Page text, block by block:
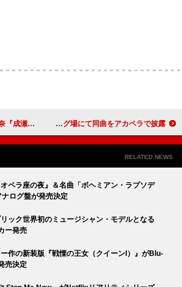
首位獲得＜12/12訂正＞ ジャスティン・ビーバー、「Baby」MVのボウリング場にて同曲をアカペラで披露
RELATED NEWS
ペラ座の夜』＆名曲「ボヘミアン・ラプソデ
ログ盤が発売決定
ック世界初のミュージシャン・モデルとなる
ー発売
作の新装版『戦慄の王女（クイーンI）』がBlu-
売決定